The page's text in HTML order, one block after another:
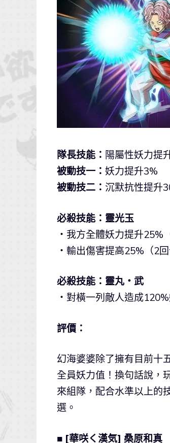
隊長技能： 陽屬性妖力提
被動技一： 妖力提升3%
被動技二： 沉默抗性提升
必殺技能：靈光玉
‧我方全體妖力提升25%
‧輸出傷害提高25%（2回
必殺技能：靈丸・武
‧對橫一列敵人造成
評價：
幻海婆婆除了擁有目前十
全員妖力值！換句話說，
來組隊，配合水準以上的
選。
■ [華咲く漢気] 桑原和真